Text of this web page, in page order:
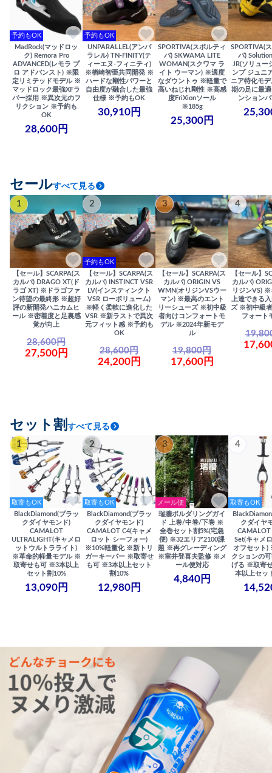
予約もOK
MadRock(マッドロッ
ク) Remora Pro
ADVANCED(レモラ プ
ロ アドバンスト) ※限
定リミテッドモデル ※
マッドロック最強XFラ
バー採用 ※異次元のフ
リクション ※予約も
OK
28,600円
予約もOK
UNPARALLEL(アンパ
ラレル) TN-FINITY(テ
ィーエヌ-フィニティ)
※楢崎智亜共同開発 ※
ハードな剛性パワーと
自由度が融合した最強
仕様 ※予約もOK
30,910円
SPORTIVA(スポルティ
バ) SKWAMA LITE
WOMAN(スクワマ ラ
イト ウーマン) ※適度
なダウントゥ ※軽量で
高いねじれ剛性 ※高感
度FriXionソール
※185g
25,300円
SPORTIVA(
バ)
JR(ソリュー
ンプ ジュニ
ニア特化モ
期の足に最
ンション
セールすべて見る
1
【セール】SCARPA(ス
カルパ) DRAGO XT(ド
ラゴ XT) ※ドラゴファ
ン待望の最終形 ※超好
評の新開発ハニカムヒ
ール ※密着度と足裏感
覚が向上
28,600円
27,500円
2
予約もOK
【セール】SCARPA(ス
カルパ) INSTINCT VSR
LV(インスティンクト
VSR ローボリューム)
※軽く柔軟に進化した
VSR ※新ラストで異次
元フィット感 ※予約も
OK
28,600円
24,200円
3
【セール】SCARPA(ス
カルパ) ORIGIN VS
WMN(オリジンVSウー
マン) ※最高のエント
リーシューズ ※初中級
者向けコンフォートモ
デル ※2024年新モデ
ル
19,800円
17,600円
4
【セール】
カルパ)
リジンVS) ※
上達できる
ズ ※初中級
フォート
セット割 すべて見る
1
取寄もOK
BlackDiamond(ブラッ
クダイヤモンド)
CAMALOT
ULTRALIGHT(キャメロ
ットウルトラライト)
※革命的軽量モデル ※
取寄せも可 ※3本以上
セット割10%
13,090円
2
取寄もOK
BlackDiamond(ブラッ
クダイヤモンド)
CAMALOT C4(キャメ
ロット シーフォー)
※10%軽量化 ※新トリ
ガーキーパー ※取寄せ
も可 ※3本以上セット
割10%
12,980円
3
メール便
瑞牆ボルダリングガイ
ド 上巻/中巻/下巻 ※
全巻セット割5%(宅急
便) ※32エリア2100課
題 ※再グレーディング
※室井登喜夫監修 ※メ
ール便対応
4,840円
4
取寄もOK
クダイヤ
Set(キャメ
オフセット)
クションの
げる ※取寄
本以上セッ